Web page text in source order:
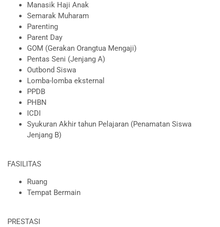
Manasik Haji Anak
Semarak Muharam
Parenting
Parent Day
GOM (Gerakan Orangtua Mengaji)
Pentas Seni (Jenjang A)
Outbond Siswa
Lomba-lomba eksternal
PPDB
PHBN
ICDI
Syukuran Akhir tahun Pelajaran (Penamatan Siswa
Jenjang B)
FASILITAS
Ruang
Tempat Bermain
PRESTASI